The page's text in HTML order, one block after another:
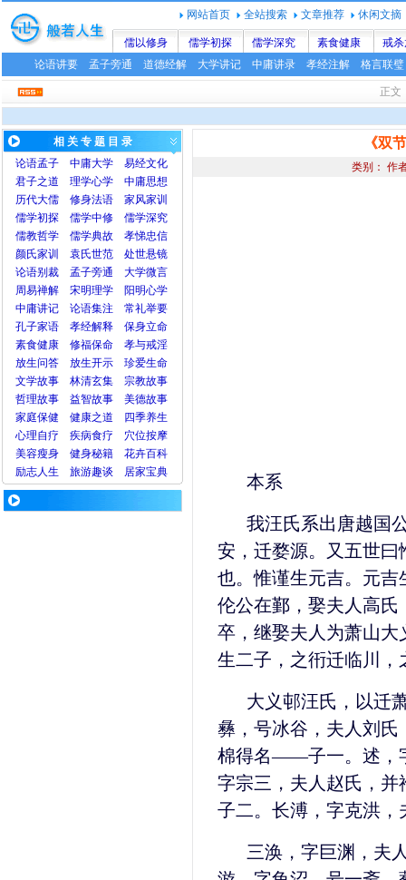
网站首页 全站搜索 文章推荐 休闲文摘
儒以修身 儒学初探 儒学深究 素食健康
戒
论语讲要
孟子旁通 道德经解 大学讲记 中庸讲录 孝经注解 格言联璧
正
相 关 专 题 目 录
论语孟子 中庸大学
易经文化
君子之道
理学心学
中庸思想
历代大儒
修身法语
家风家训
儒学初探
儒学中修
儒学深究
儒教哲学
儒学典故
孝悌忠信
颜氏家训
袁氏世范
处世悬镜
论语别裁
孟子旁通
大学微言
周易禅解
宋明理学
阳明心学
中庸讲记
论语集注
常礼举要
孔子家语
孝经解释
保身立命
素食健康
修福保命
孝与戒淫
放生问答
放生开示
珍爱生命
文学故事
林清玄集
宗教故事
哲理故事
益智故事
美德故事
家庭保健
健康之道
四季养生
心理自疗 疾病食疗 穴位按摩
美容瘦身 健身秘籍 花卉百科
励志人生
旅游趣谈 居家宝典
《双
类别： 作
本系
我汪氏系出唐越国
安，迁婺源。又五世
也。惟谨生元吉。元
伦公在鄞，娶夫人高
卒，继娶夫人为萧山
生二子，之衎迁临川
大义邨汪氏，以迁
彝，号冰谷，夫人刘
棉得名——子一。述，
字宗三，夫人赵氏，
子二。长溥，字克洪
三涣，字巨渊，夫